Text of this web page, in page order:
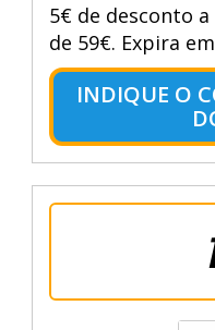
5€ de desconto
de 59€. Expira
INDIQUE O